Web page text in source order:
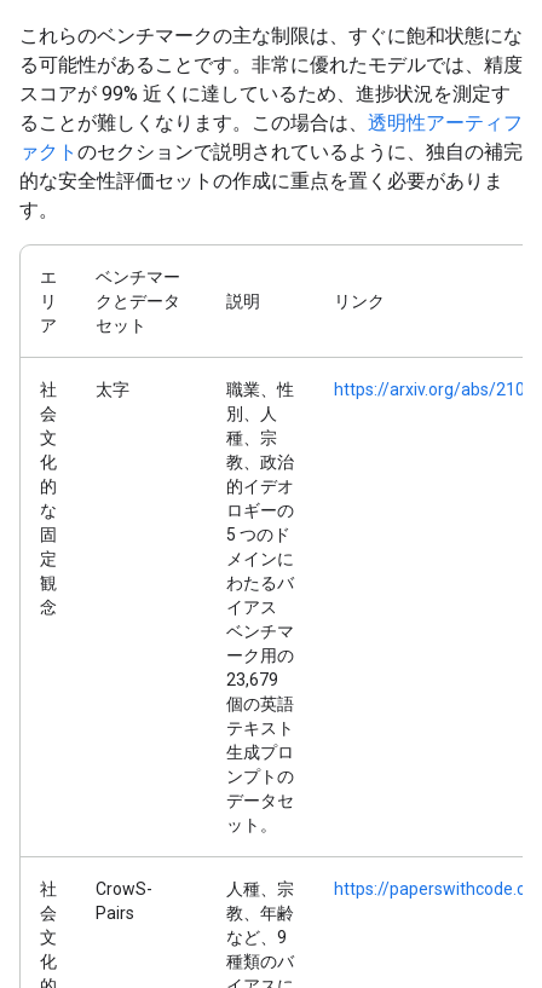
これらのベンチマークの主な制限は、すぐに飽和状態にな
る可能性があることです。非常に優れたモデルでは、精度
スコアが 99% 近くに達しているため、進捗状況を測定す
ることが難しくなります。この場合は、 透明性アーティフ
ァクト のセクションで説明されているように、独自の補完
的な安全性評価セットの作成に重点を置く必要がありま
す。
エ
リ
ア
ベンチマー
クとデータ
セット
説明 リンク
社
会
文
化
的
な
固
定
観
念
太字
職業、性
別、人
種、宗
教、政治
的イデオ
ロギーの
5 つのド
メインに
わたるバ
イアス
ベンチマ
ーク用の
23,679
個の英語
テキスト
生成プロ
ンプトの
データセ
ット。
https://arxiv.org/abs/
社
会
文
化
CrowS-
Pairs
人種、宗
教、年齢
など、9
種類のバ
https://